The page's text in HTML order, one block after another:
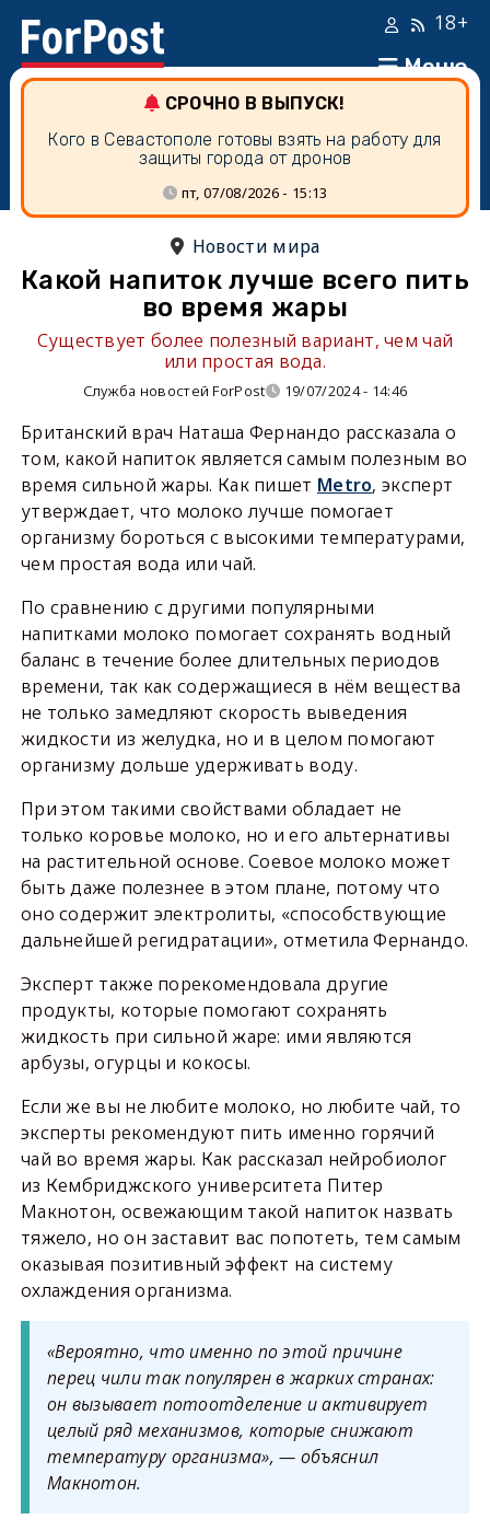
Меню
18+
СРОЧНО В ВЫПУСК!
Кого в Севастополе готовы взять на работу для
защиты города от дронов
пт, 07/08/2026 - 15:13
Новости мира
Какой напиток лучше всего пить
во время жары
Существует более полезный вариант, чем чай
или простая вода.
Служба новостей ForPost 19/07/2024 - 14:46
Британский врач Наташа Фернандо рассказала о
том, какой напиток является самым полезным во
время сильной жары. Как пишет Metro, эксперт
утверждает, что молоко лучше помогает
организму бороться с высокими температурами,
чем простая вода или чай.
По сравнению с другими популярными
напитками молоко помогает сохранять водный
баланс в течение более длительных периодов
времени, так как содержащиеся в нём вещества
не только замедляют скорость выведения
жидкости из желудка, но и в целом помогают
организму дольше удерживать воду.
При этом такими свойствами обладает не
только коровье молоко, но и его альтернативы
на растительной основе. Соевое молоко может
быть даже полезнее в этом плане, потому что
оно содержит электролиты, «способствующие
дальнейшей регидратации», отметила Фернандо.
Эксперт также порекомендовала другие
продукты, которые помогают сохранять
жидкость при сильной жаре: ими являются
арбузы, огурцы и кокосы.
Если же вы не любите молоко, но любите чай, то
эксперты рекомендуют пить именно горячий
чай во время жары. Как рассказал нейробиолог
из Кембриджского университета Питер
Макнотон, освежающим такой напиток назвать
тяжело, но он заставит вас попотеть, тем самым
оказывая позитивный эффект на систему
охлаждения организма.
«Вероятно, что именно по этой причине
перец чили так популярен в жарких странах:
он вызывает потоотделение и активирует
целый ряд механизмов, которые снижают
температуру организма», — объяснил
Макнотон.